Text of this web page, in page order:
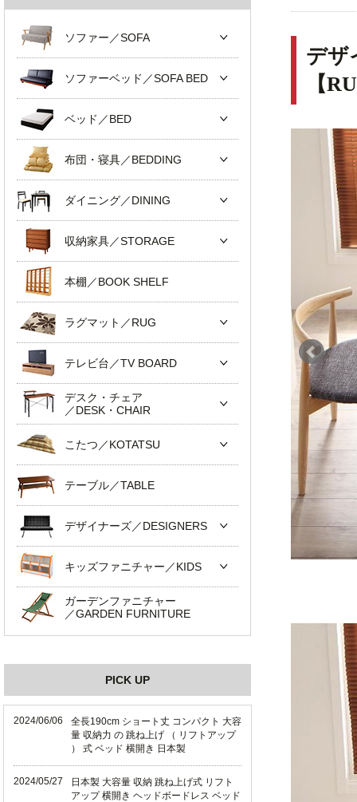
デザ
【
ソファー／SOFA
ソファーベッド／SOFA BED
ベッド／BED
布団・寝具／BEDDING
ダイニング／DINING
収納家具／STORAGE
本棚／BOOK SHELF
ラグマット／RUG
テレビ台／TV BOARD
デスク・チェア
／DESK・CHAIR
こたつ／KOTATSU
テーブル／TABLE
デザイナーズ／DESIGNERS
キッズファニチャー／KIDS
ガーデンファニチャー
／GARDEN FURNITURE
PICK UP
2024/06/06
全長190cm ショート丈 コンパクト 大容
量 収納力 の 跳ね上げ （ リフトアップ
） 式 ベッド 横開き 日本製
2024/05/27
日本製 大容量 収納 跳ね上げ式 リフト
アップ 横開き ヘッドボードレス ベッド